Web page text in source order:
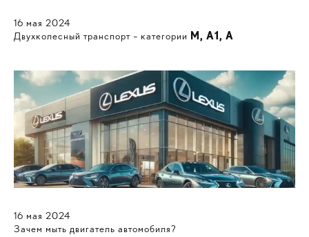
16 мая 2024
Двухколесный транспорт – категории M, A1, A
16 мая 2024
Зачем мыть двигатель автомобиля?